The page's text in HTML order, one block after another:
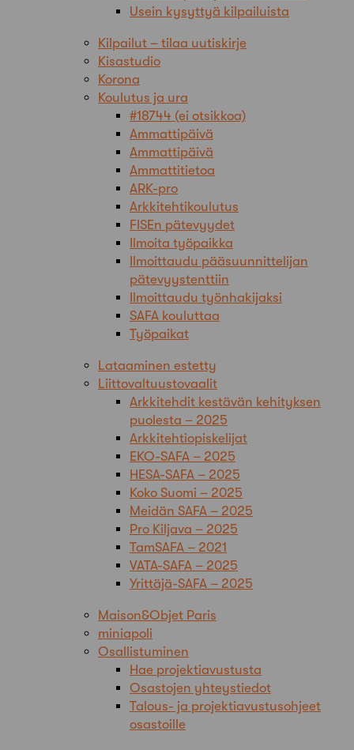
Usein kysyttyä kilpailuista
Kilpailut – tilaa uutiskirje
Kisastudio
Korona
Koulutus ja ura
#18744 (ei otsikkoa)
Ammattipäivä
Ammattipäivä
Ammattitietoa
ARK-pro
Arkkitehtikoulutus
FISEn pätevyydet
Ilmoita työpaikka
Ilmoittaudu pääsuunnittelijan
pätevyystenttiin
Ilmoittaudu työnhakijaksi
SAFA kouluttaa
Työpaikat
Lataaminen estetty
Liittovaltuustovaalit
Arkkitehdit kestävän kehityksen
puolesta – 2025
Arkkitehtiopiskelijat
EKO-SAFA – 2025
HESA-SAFA – 2025
Koko Suomi – 2025
Meidän SAFA – 2025
Pro Kiljava – 2025
TamSAFA – 2021
VATA-SAFA – 2025
Yrittäjä-SAFA – 2025
Maison&Objet Paris
miniapoli
Osallistuminen
Hae projektiavustusta
Osastojen yhteystiedot
Talous- ja projektiavustusohjeet
osastoille